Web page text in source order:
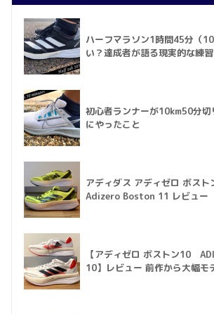
ハーフマラソン1時間45分（
い？達成者が語る現実的な練
初心者ランナーが10km50分
にやったこと
アディダス アディゼロ ボス
Adizero Boston 11 レビュー
【アディゼロ ボストン10
10】レビュー 前作から大幅モ